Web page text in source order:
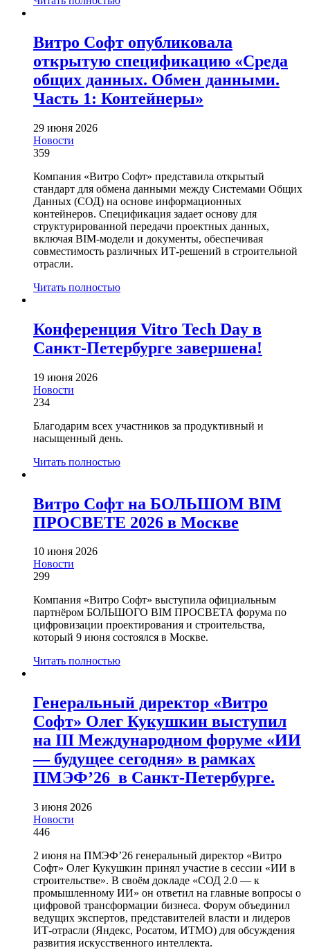
Витро Софт опубликовала
открытую спецификацию «Среда
общих данных. Обмен данными.
Часть 1: Контейнеры»
29 июня 2026
Новости
359
Компания «Витро Софт» представила открытый
стандарт для обмена данными между Системами Общих
Данных (СОД) на основе информационных
контейнеров. Спецификация задает основу для
структурированной передачи проектных данных,
включая BIM-модели и документы, обеспечивая
совместимость различных ИТ-решений в строительной
отрасли.
Читать полностью
Конференция Vitro Tech Day в
Санкт-Петербурге завершена!
19 июня 2026
Новости
234
Благодарим всех участников за продуктивный и
насыщенный день.
Читать полностью
Витро Софт на БОЛЬШОМ BIM
ПРОСВЕТЕ 2026 в Москве
10 июня 2026
Новости
299
Компания «Витро Софт» выступила официальным
партнёром БОЛЬШОГО BIM ПРОСВЕТА форума по
цифровизации проектирования и строительства,
который 9 июня состоялся в Москве.
Читать полностью
Генеральный директор «Витро
Софт» Олег Кукушкин выступил
на III Международном форуме «ИИ
— будущее сегодня» в рамках
ПМЭФ’26 в Санкт-Петербурге.
3 июня 2026
Новости
446
2 июня на ПМЭФ’26 генеральный директор «Витро
Софт» Олег Кукушкин принял участие в сессии «ИИ в
строительстве». В своём докладе «СОД 2.0 — к
промышленному ИИ» он ответил на главные вопросы о
цифровой трансформации бизнеса. Форум объединил
ведущих экспертов, представителей власти и лидеров
ИТ-отрасли (Яндекс, Росатом, ИТМО) для обсуждения
развития искусственного интеллекта.